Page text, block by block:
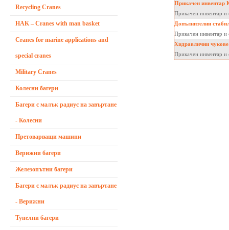
Recycling Cranes
HAK – Cranes with man basket
Cranes for marine applications and
special cranes
Military Cranes
Колесни багери
Багери с малък радиус на завъртане
- Колесни
Претоварващи машини
Верижни багери
Железопътни багери
Багери с малък радиус на завъртане
- Верижни
Тунелни багери
Прикачен инвентар
Прикачен инвентар и
Допълнителни
Прикачен инвентар и
Хидравлични
Прикачен инвентар и